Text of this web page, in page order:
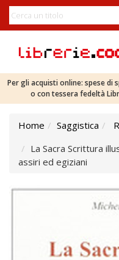
Per gli acquisti online: spese di
o con tessera fedeltà
Home Saggistica
La Sacra Scrittura
assiri ed egiziani